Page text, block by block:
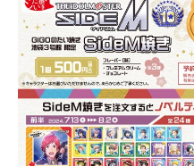
,
2
0
2
4